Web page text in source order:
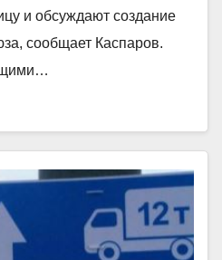
и обсуждают создание
сообщает Каспаров.